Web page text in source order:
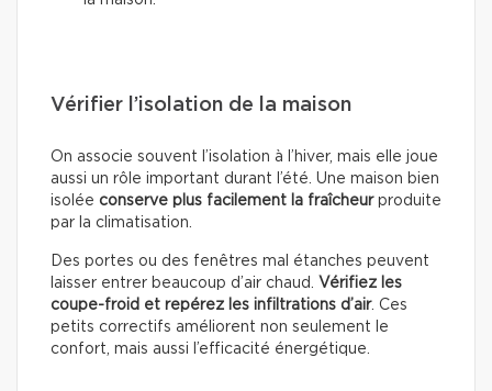
Vérifier l’isolation de la maison
On associe souvent l’isolation à l’hiver, mais elle joue
aussi un rôle important durant l’été. Une maison bien
isolée conserve plus facilement la fraîcheurproduite
par la climatisation.
Des portes ou des fenêtres mal étanches peuvent
laisser entrer beaucoup d’air chaud. Vérifiez les
coupe-froid et repérez les infiltrations d’air. Ces
petits correctifs améliorent non seulement le
confort, mais aussi l’efficacité énergétique.